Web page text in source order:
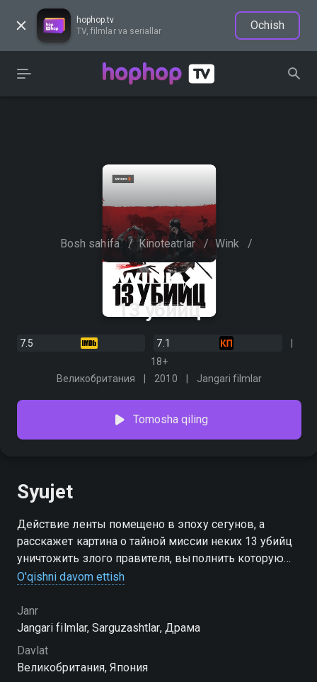
hophop.tv
TV, filmlar va seriallar
Ochish
Bosh sahifa / Kinoteatrlar / Wink /
13 убийц
7.5
7.1
18+
Великобритания
2010 Jangari filmlar
Tomosha qiling
Syujet
Действие ленты помещено в эпоху сегунов, а
расскажет картина о тайной миссии неких 13 убийц
уничтожить злого правителя, выполнить которую
оказывается не так-то просто, поскольку
раз превосходит количество людей, покушающихся
на его жизнь.
O'qishni davom ettish
Janr
Jangari filmlar, Sarguzashtlar, Драма
Davlat
Великобритания, Япония